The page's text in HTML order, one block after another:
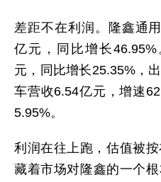
差距不在利润。隆鑫通
亿元，同比增长
元，同比增长25.35%，
车营收6.54亿元，增速
5.95%。
利润在往上跑，估值被
藏着市场对隆鑫的一个